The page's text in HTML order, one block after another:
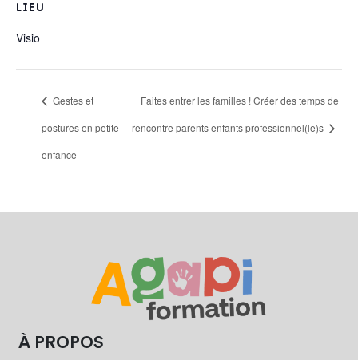
LIEU
Visio
Gestes et
postures en petite
enfance
Faites entrer les familles ! Créer des temps de
rencontre parents enfants professionnel(le)s
À PROPOS